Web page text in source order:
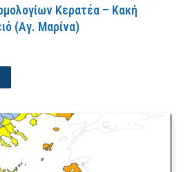
Κερατέα – Κακή
(Αγ. Μαρίνα)